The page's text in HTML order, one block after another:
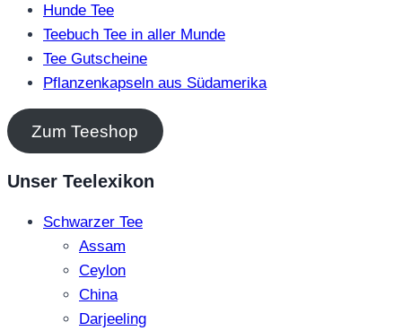
Hunde Tee
Teebuch Tee in aller Munde
Tee Gutscheine
Pflanzenkapseln aus Südamerika
Zum Teeshop
Unser Teelexikon
Schwarzer Tee
Assam
Ceylon
China
Darjeeling